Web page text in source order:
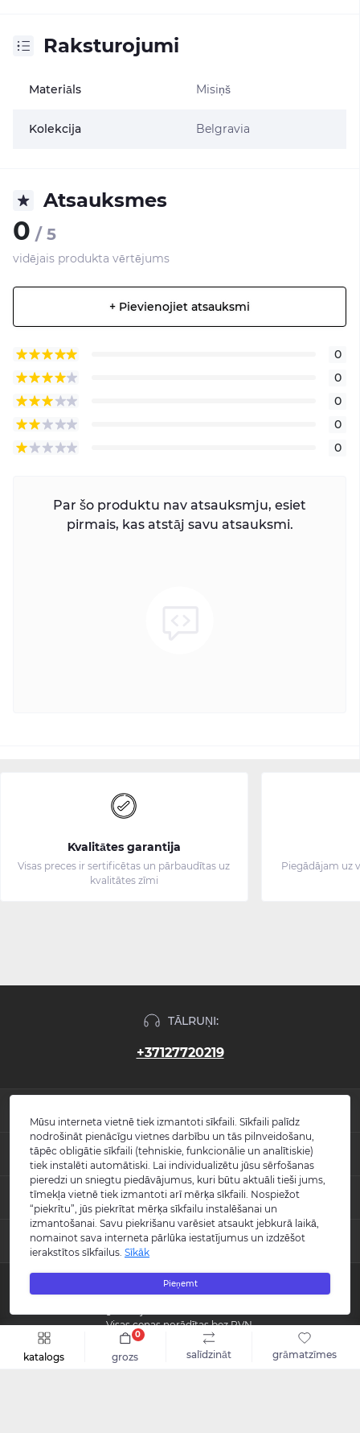
katalogs salīdzināt grāmatzīmes
grozs
0
Raksturojumi
Materiāls Misiņš
Kolekcija Belgravia
Atsauksmes
0 / 5
vidējais produkta vērtējums
+ Pievienojiet atsauksmi
0
0
0
0
0
Par šo produktu nav atsauksmju, esiet
pirmais, kas atstāj savu atsauksmi.
Kvalitātes garantija
Visas preces ir sertificētas un pārbaudītas uz
kvalitātes zīmi
Piegādājam uz
TĀLRUŅI:
+37127720219
Jaunumi
Atsauksmes
Kontakti
Vietnes karte
Ražotāji
Īpašais piedāvājums
POPULĀRS
Izlietnes
Vannas
Maisītāji
Tualetes podi
KONTAKTI UN ADRESE
info@burlington.eu
P. 09:00 - 17:00
O. 09:00 - 17:00
C. 09:00 - 17:00
S.-Sv. Slēgts
MESENDŽERI
WhatsApp
Messenger
Copyright © 2008 - 2026 SIA "Burlington" - Visas tiesības aizsargātas.
Visas cenas norādītas bez PVN.
Šo vietni izstrādāja «Qloud
Mūsu interneta vietnē tiek izmantoti sīkfaili. Sīkfaili palīdz
nodrošināt pienācīgu vietnes darbību un tās pilnveidošanu,
tāpēc obligātie sīkfaili (tehniskie, funkcionālie un analītiskie)
tiek instalēti automātiski. Lai individualizētu jūsu sērfošanas
pieredzi un sniegtu piedāvājumus, kuri būtu aktuāli tieši jums,
tīmekļa vietnē tiek izmantoti arī mērķa sīkfaili. Nospiežot
“piekrītu”, jūs piekrītat mērķa sīkfailu instalēšanai un
izmantošanai. Savu piekrišanu varēsiet atsaukt jebkurā laikā,
nomainot sava interneta pārlūka iestatījumus un izdzēšot
ierakstītos sīkfailus. Sīkāk
Pieņemt